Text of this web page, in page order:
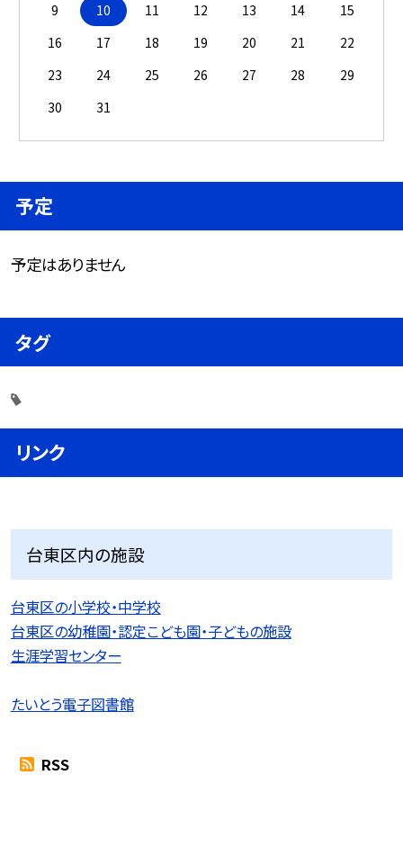
9
10 11 12 13 14
15
16
17 18 19 20 21
22
23
24 25 26 27 28
29
30
31
予定
予定はありません
タグ
リンク
台東区内の施設
台東区の小学校・中学校
台東区の幼稚園・認定こども園・子どもの施設
生涯学習センター
たいとう電子図書館
RSS